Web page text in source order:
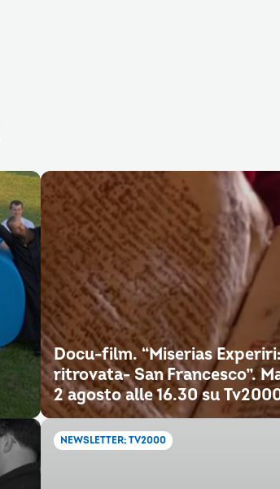
Docu-film. “Miserias
ritrovata- San Francesco”.
2 agosto alle 16.30 su
NEWSLETTER; TV2000